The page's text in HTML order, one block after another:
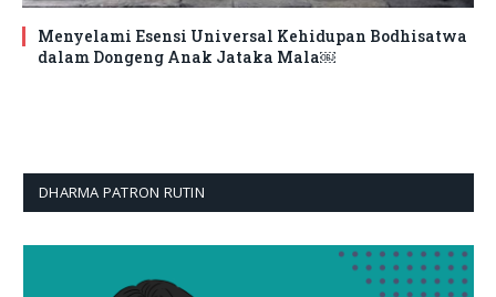
Menyelami Esensi Universal Kehidupan Bodhisatwa
dalam Dongeng Anak Jataka Mala￼
DHARMA PATRON RUTIN